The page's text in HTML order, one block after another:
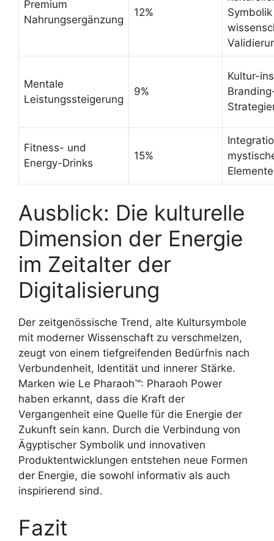
Premium
Nahrungsergänzung
12%
Symbolik
Mentale
Leistungssteigerung
9%
Kultur-
Fitness- und
Energy-Drinks
15%
Elemente
Ausblick: Die kulturelle
Dimension der Energie
im Zeitalter der
Digitalisierung
Der zeitgenössische Trend, alte Kultursymbole
mit moderner Wissenschaft zu verschmelzen,
zeugt von einem tiefgreifenden Bedürfnis nach
Verbundenheit, Identität und innerer Stärke.
Marken wie Le Pharaoh™: Pharaoh Power
haben erkannt, dass die Kraft der
Vergangenheit eine Quelle für die Energie der
Zukunft sein kann. Durch die Verbindung von
Ägyptischer Symbolik und innovativen
Produktentwicklungen entstehen neue Formen
der Energie, die sowohl informativ als auch
inspirierend sind.
Fazit